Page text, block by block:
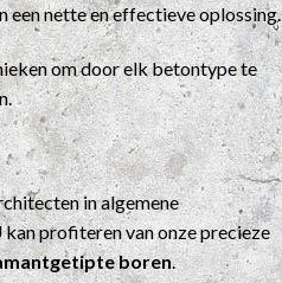
een nette en effectieve oplossing.
om door elk betontype te
in algemene
kan profiteren van onze precieze
boren.